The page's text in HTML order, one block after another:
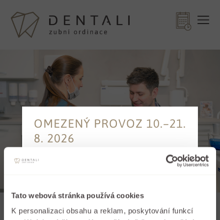
Tato webová stránka používá cookies
K personalizaci obsahu a reklam, poskytování funkcí
OMEZENÝ PROVOZ 10.–21.
8. 2026
Recepce čerpá ve dnech
Žádost o termín můžete kdykoliv
odeslat prostřednictvím
online objednání . Recepce ji zpracuje